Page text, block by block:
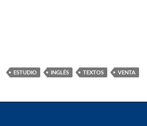
ESTUDIO INGLÉS TEXTOS VENTA